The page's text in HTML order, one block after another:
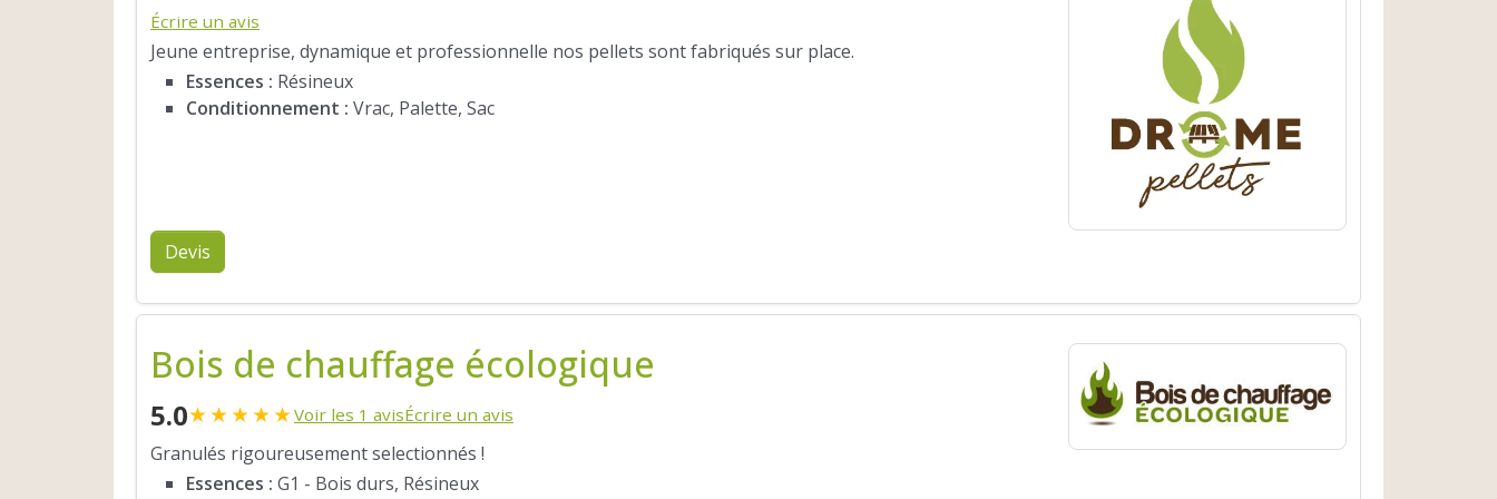
Écrire un avis
Jeune entreprise, dynamique et professionnelle nos pellets sont fabriqués sur place.
Essences : Résineux
Conditionnement : Vrac, Palette, Sac
Devis
Bois de chauffage écologique
5.0★★★★★Voir les 1 avisÉcrire un avis
Granulés rigoureusement selectionnés !
Essences : G1 - Bois durs, Résineux